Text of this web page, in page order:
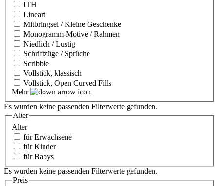
ITH
Lineart
Mitbringsel / Kleine Geschenke
Monogramm-Motive / Rahmen
Niedlich / Lustig
Schriftzüge / Sprüche
Scribble
Vollstick, klassisch
Vollstick, Open Curved Fills
Mehr
Es wurden keine passenden Filterwerte gefunden.
Alter
Alter
für Erwachsene
für Kinder
für Babys
Es wurden keine passenden Filterwerte gefunden.
Preis